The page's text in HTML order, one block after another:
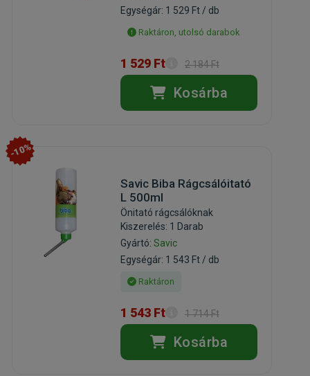
Egységár: 1 529 Ft / db
Raktáron, utolsó darabok
1 529 Ft 2 184 Ft
Kosárba
-10%
Savic Biba Rágcsálóitató
L 500ml
Önitató rágcsálóknak
Kiszerelés: 1 Darab
Gyártó: Savic
Egységár: 1 543 Ft / db
Raktáron
1 543 Ft 1 714 Ft
Kosárba